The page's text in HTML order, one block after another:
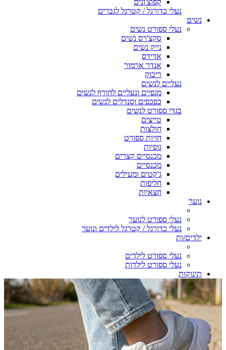
קפוצ'ונים
נעלי כדורגל / קטרגל לגברים
נשים
נעלי ספורט נשים
סקצ'רס נשים
נייק נשים
אדידס
אנדר ארמור
ריבוק
נעליים לנשים
מגפיים ונעליים לחורף לנשים
כפכפים וסנדלים לנשים
בגדי ספורט לנשים
טייצים
חולצות
חזיות ספורט
גופיות
מכנסיים קצרים
מכנסיים
ג'קטים ומעילים
חליפות
חצאיות
נוער
נעלי ספורט לנוער
נעלי כדורגל / קטרגל לילדים ונוער
ילדים/ות
נעלי ספורט לילדים
נעלי ספורט לילדות
תינוקות